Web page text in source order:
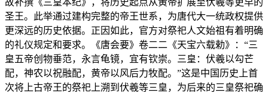
圣王。此举通过建构完整的帝王世系，为唐代大一统政权提供
更深远的历史依据。正因如此，官方对祭祀人文始祖有着明确
的礼仪规定和要求。《唐会要》卷二二《天宝六载勅》：“三
皇五帝创物垂范，永言龟镜，宜有钦崇。三皇：伏羲以勾芒
配，神农以祝融配，黄帝以风后力牧配。”这是中国历史上首
次将上古帝王的祭祀上溯到伏羲等三皇，为后来的三皇祭祀确